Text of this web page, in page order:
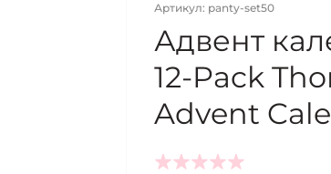
Артикул: panty-set50
Адвент
12-Pack
Advent